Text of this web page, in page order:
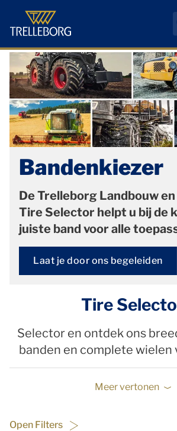
Bandenkiezer
De Trelleborg Landbouw
Tire Selector helpt u bij de
juiste band voor alle
Laat je door ons begeleiden
Tire
Selector en ontdek ons
banden en complete wielen
Meer vertonen
Open Filters